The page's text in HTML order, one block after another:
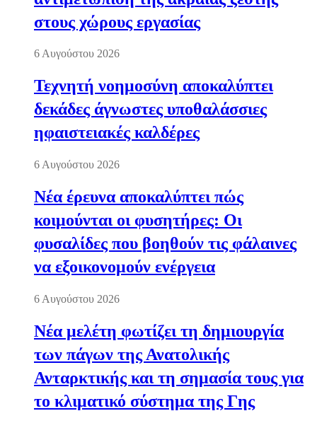
στους χώρους εργασίας
6 Αυγούστου 2026
Τεχνητή νοημοσύνη αποκαλύπτει
δεκάδες άγνωστες υποθαλάσσιες
ηφαιστειακές καλδέρες
6 Αυγούστου 2026
Νέα έρευνα αποκαλύπτει πώς
κοιμούνται οι φυσητήρες: Οι
φυσαλίδες που βοηθούν τις φάλαινες
να εξοικονομούν ενέργεια
6 Αυγούστου 2026
Νέα μελέτη φωτίζει τη δημιουργία
των πάγων της Ανατολικής
Ανταρκτικής και τη σημασία τους για
το κλιματικό σύστημα της Γης